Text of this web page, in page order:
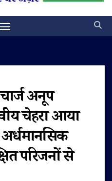
अनूप
चेहरा आया
परिजनों से